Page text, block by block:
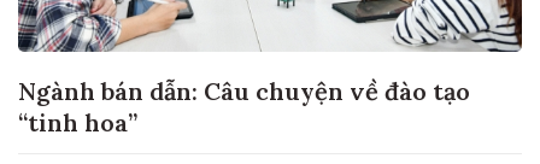
Ngành bán dẫn: Câu chuyện về đào tạo
“tinh hoa”